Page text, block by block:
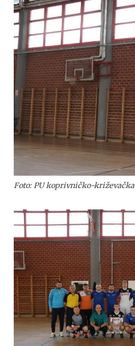
Foto: PU koprivničko-križevačka